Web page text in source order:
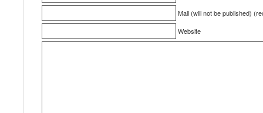
Mail (will not be published)
Website